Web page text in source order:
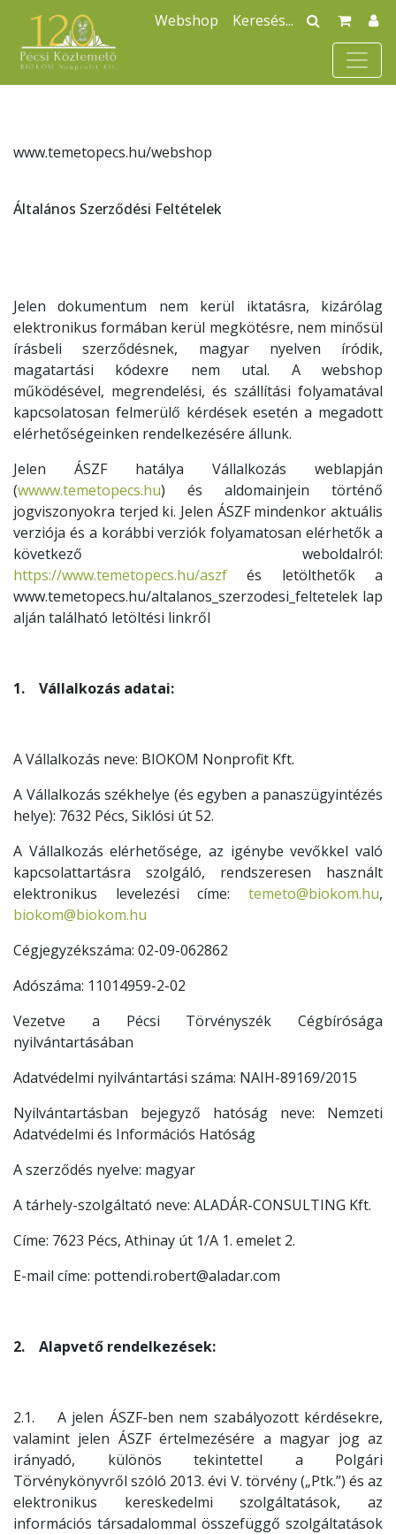
Webshop
www.temetopecs.hu/webshop
Általános Szerződési Feltételek
Jelen dokumentum nem kerül iktatásra, kizárólag
elektronikus formában kerül megkötésre, nem minősül
írásbeli szerződésnek, magyar nyelven íródik,
magatartási kódexre nem utal. A webshop
működésével, megrendelési, és szállítási folyamatával
kapcsolatosan felmerülő kérdések esetén a megadott
elérhetőségeinken rendelkezésére állunk.
Jelen ÁSZF hatálya Vállalkozás weblapján
(wwww.temetopecs.hu) és aldomainjein történő
jogviszonyokra terjed ki. Jelen ÁSZF mindenkor aktuális
verziója és a korábbi verziók folyamatosan elérhetők a
következő weboldalról:
https://www.temetopecs.hu/aszf és letölthetők a
www.temetopecs.hu/altalanos_szerzodesi_feltetelek lap
alján található letöltési linkről
1. Vállalkozás adatai:
A Vállalkozás neve: BIOKOM Nonprofit Kft.
A Vállalkozás székhelye (és egyben a panaszügyintézés
helye): 7632 Pécs, Siklósi út 52.
A Vállalkozás elérhetősége, az igénybe vevőkkel való
kapcsolattartásra szolgáló, rendszeresen használt
elektronikus levelezési címe: temeto@biokom.hu,
biokom@biokom.hu
Cégjegyzékszáma: 02-09-062862
Adószáma: 11014959-2-02
Vezetve a Pécsi Törvényszék Cégbírósága
nyilvántartásában
Adatvédelmi nyilvántartási száma: NAIH-89169/2015
Nyilvántartásban bejegyző hatóság neve: Nemzeti
Adatvédelmi és Információs Hatóság
A szerződés nyelve: magyar
A tárhely-szolgáltató neve: ALADÁR-CONSULTING Kft.
Címe: 7623 Pécs, Athinay út 1/A 1. emelet 2.
E-mail címe: pottendi.robert@aladar.com
2. Alapvető rendelkezések:
2.1. A jelen ÁSZF-ben nem szabályozott kérdésekre,
valamint jelen ÁSZF értelmezésére a magyar jog az
irányadó, különös tekintettel a Polgári
Törvénykönyvről szóló 2013. évi V. törvény („Ptk.”) és az
elektronikus kereskedelmi szolgáltatások, az
információs társadalommal összefüggő szolgáltatások